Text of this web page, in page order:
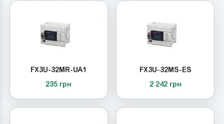
FX3U-32MR-UA1
235 грн
FX3U-32MS-ES
2 242 грн